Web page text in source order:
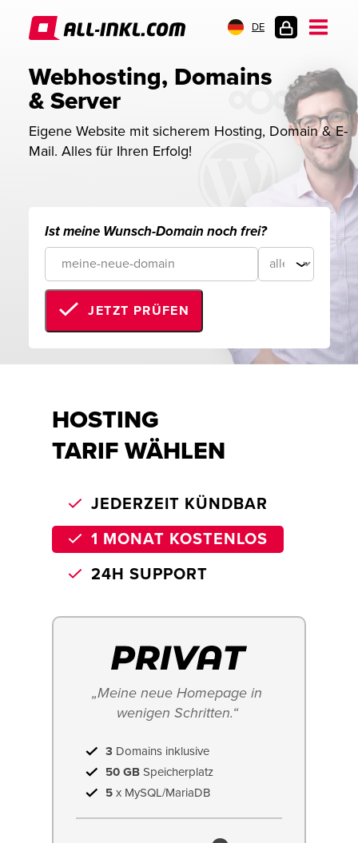
DE
Webhosting, Domains
& Server
Eigene Website mit sicherem Hosting, Domain & E-
Mail. Alles für Ihren Erfolg!
Ist meine Wunsch-Domain noch frei?
JETZT PRÜFEN
HOSTING
TARIF WÄHLEN
JEDERZEIT KÜNDBAR
1 MONAT KOSTENLOS
24H SUPPORT
„Meine neue Homepage in
wenigen Schritten.“
3 Domains inklusive
50 GB Speicherplatz
5 x MySQL/MariaDB